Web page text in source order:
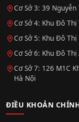
Cơ Sở 3: 39
Cơ Sở 4: Khu Đô
Cơ Sở 5: Khu Đô
Cơ Sở 6: Khu Đô
Cơ Sở 7: 126 M1C
Hà Nội
ĐIỀU KHOẢN